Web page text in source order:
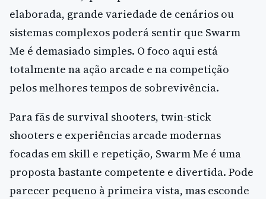
elaborada, grande variedade de cenários ou
sistemas complexos poderá sentir que Swarm
Me é demasiado simples. O foco aqui está
totalmente na ação arcade e na competição
pelos melhores tempos de sobrevivência.
Para fãs de survival shooters, twin-stick
shooters e experiências arcade modernas
focadas em skill e repetição, Swarm Me é uma
proposta bastante competente e divertida. Pode
parecer pequeno à primeira vista, mas esconde